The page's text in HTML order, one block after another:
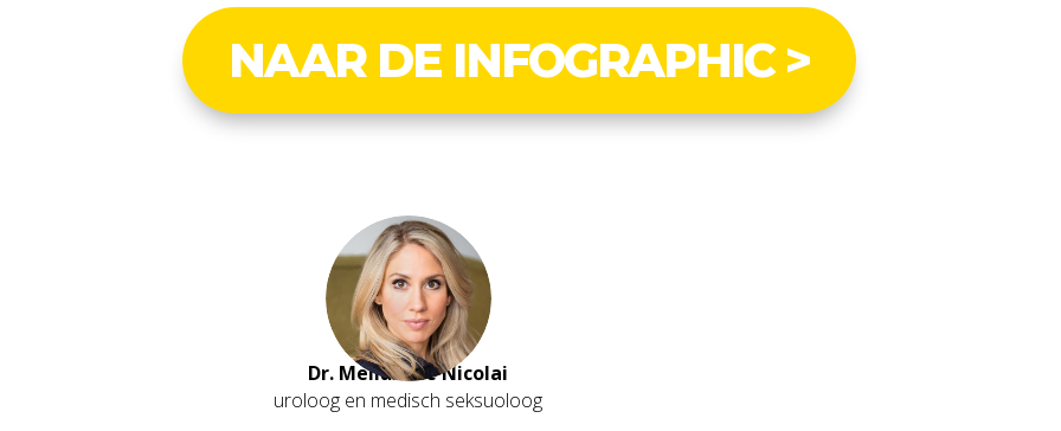
NAAR DE INFOGRAPHIC >
Dr. Melianthe Nicolai
uroloog en medisch seksuoloog